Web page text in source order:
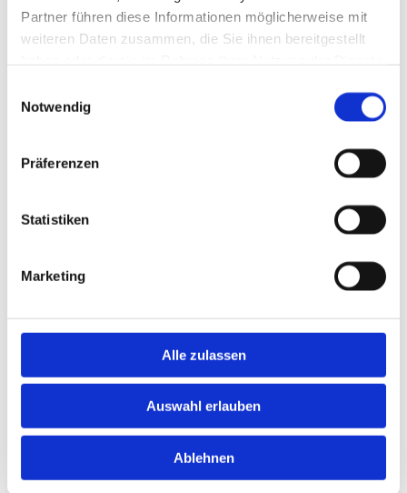
Partner führen diese Informationen möglicherweise mit
weiteren Daten zusammen, die Sie ihnen bereitgestellt
Notwendig
Präferenzen
Statistiken
Marketing
Alle zulassen
Auswahl erlauben
Ablehnen
www.felta.de
Feldhaus Energie GmbH & Co. KG
1946 gründete Heinrich Tebbe die Firma TEBBE. Er begann